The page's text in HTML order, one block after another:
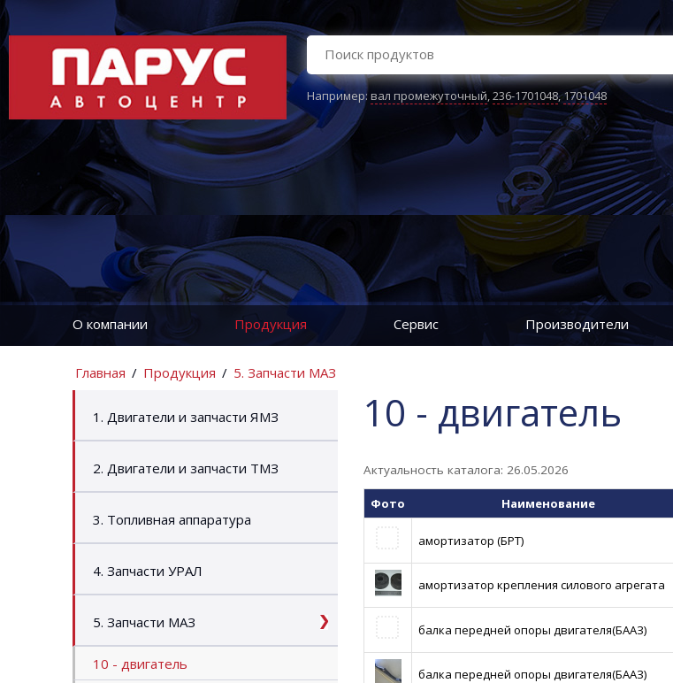
Например:вал промежуточный,236-1701048,1701048
О компании Продукция Сервис Производители
Главная / Продукция / 5. Запчасти МАЗ
1. Двигатели и запчасти ЯМЗ
2. Двигатели и запчасти ТМЗ
3. Топливная аппаратура
4. Запчасти УРАЛ
5. Запчасти МАЗ
10 - двигатель
10 - двигатель
Актуальность каталога: 26.05.2026
Фото Наименование
амортизатор (БРТ)
амортизатор крепления силового агрегата
балка передней опоры двигателя(БААЗ)
балка передней опоры двигателя(БААЗ)